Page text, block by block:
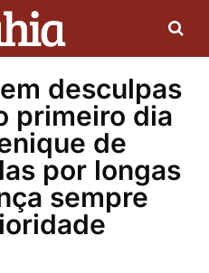
desculpas
primeiro dia
de
por longas
sempre